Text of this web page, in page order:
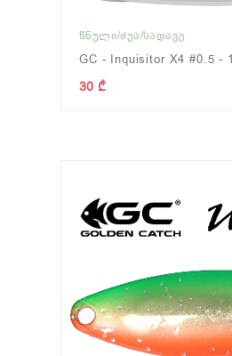
ᲬᲜᲣᲚᲘ/ᲫᲣᲐ/ᲡᲐᲓᲐᲕᲔ
GC - Inquisitor X4 #0.5 -
30 ₾